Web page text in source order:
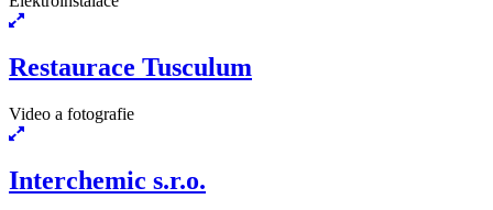
Restaurace Tusculum
Video a fotografie
Interchemic s.r.o.